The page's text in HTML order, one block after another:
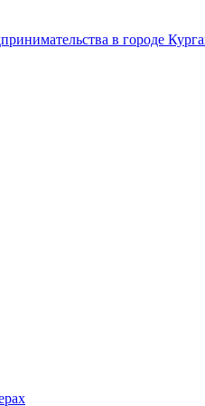
в городе